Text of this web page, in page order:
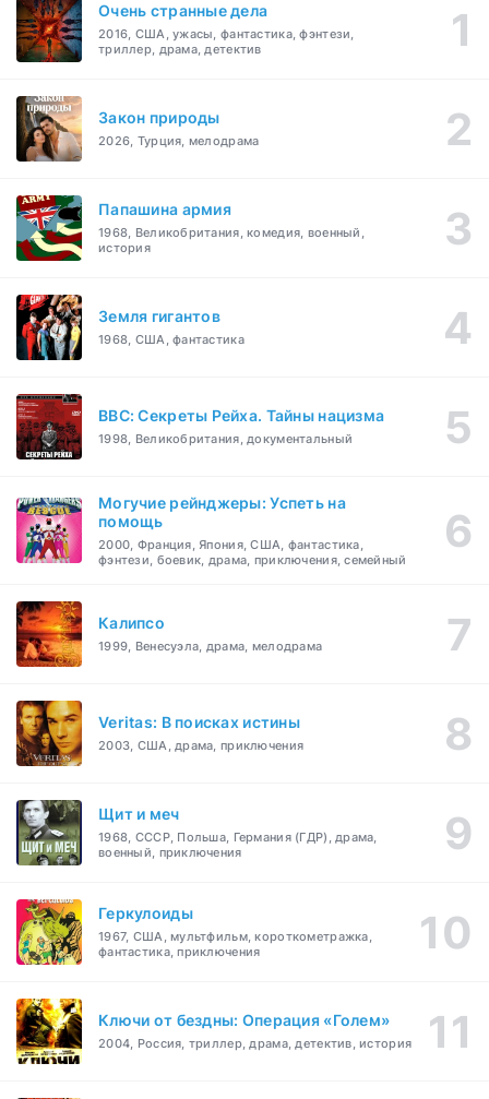
Очень странные дела
2016, США, ужасы, фантастика, фэнтези,
триллер, драма, детектив
Закон природы
2026, Турция, мелодрама
Папашина армия
1968, Великобритания, комедия, военный,
история
Земля гигантов
1968, США, фантастика
BBC: Секреты Рейха. Тайны нацизма
1998, Великобритания, документальный
Могучие рейнджеры: Успеть на
помощь
2000, Франция, Япония, США, фантастика,
фэнтези, боевик, драма, приключения, семейный
Калипсо
1999, Венесуэла, драма, мелодрама
Veritas: В поисках истины
2003, США, драма, приключения
Щит и меч
1968, СССР, Польша, Германия (ГДР), драма,
военный, приключения
Геркулоиды
1967, США, мультфильм, короткометражка,
фантастика, приключения
Ключи от бездны: Операция «Голем»
2004, Россия, триллер, драма, детектив, история